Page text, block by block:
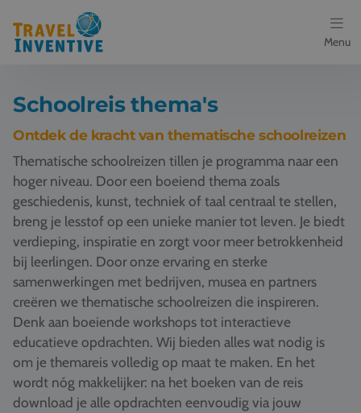
Menu
Bestemmingen
Schoolreis thema's
Voor docenten
Over ons
Een offerte aanvragen
Referenties
Vacatures
Contact
Schoolreis thema's
Ontdek de kracht van thematische schoolreizen
Thematische schoolreizen tillen je programma naar een
hoger niveau. Door een boeiend thema zoals
geschiedenis, kunst, techniek of taal centraal te stellen,
breng je lesstof op een unieke manier tot leven. Je biedt
verdieping, inspiratie en zorgt voor meer betrokkenheid
bij leerlingen. Door onze ervaring en sterke
samenwerkingen met bedrijven, musea en partners
creëren we thematische schoolreizen die inspireren.
Denk aan boeiende workshops tot interactieve
educatieve opdrachten. Wij bieden alles wat nodig is
om je themareis volledig op maat te maken. En het
wordt nóg makkelijker: na het boeken van de reis
download je alle opdrachten eenvoudig via jouw